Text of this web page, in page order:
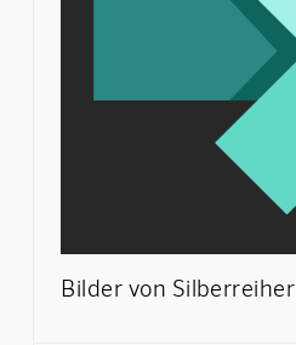
Bilder von Silberreiher